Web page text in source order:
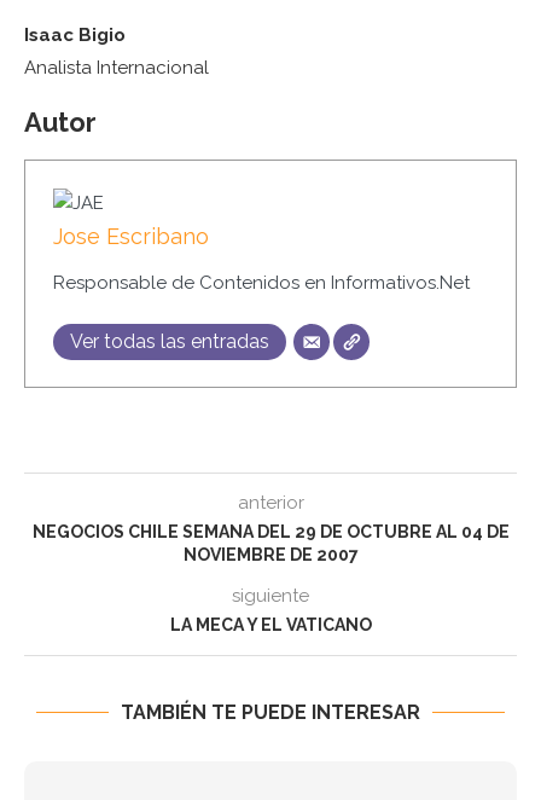
Isaac Bigio
Analista Internacional
Autor
Jose Escribano
Responsable de Contenidos en Informativos.Net
Ver todas las entradas
anterior
NEGOCIOS CHILE SEMANA DEL 29 DE OCTUBRE AL 04 DE
NOVIEMBRE DE 2007
siguiente
LA MECA Y EL VATICANO
TAMBIÉN TE PUEDE INTERESAR